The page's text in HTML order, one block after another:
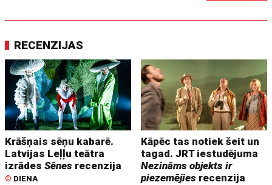
RECENZIJAS
Krāšņais sēņu kabarē.
Latvijas Leļļu teātra
izrādesSēnes recenzija
© DIENA
Kāpēc tas notiek šeit un
tagad. JRT iestudējuma
Nezināms objekts ir
piezemējies recenzija